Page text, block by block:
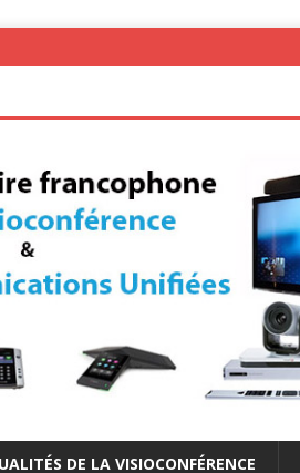
DE LA VISIOCONFÉRENCE